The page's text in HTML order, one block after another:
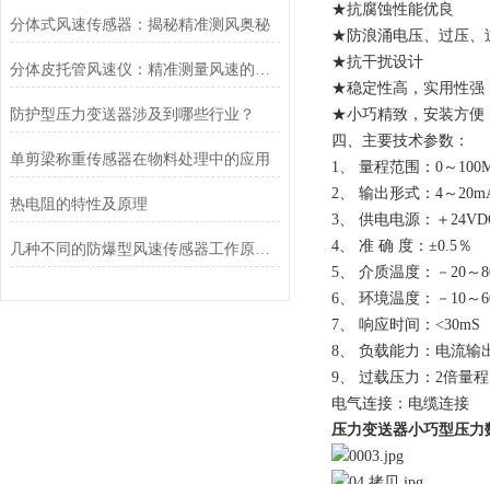
分体式风速传感器：揭秘精准测风奥秘
分体皮托管风速仪：精准测量风速的可靠利器
防护型压力变送器涉及到哪些行业？
单剪梁称重传感器在物料处理中的应用
热电阻的特性及原理
几种不同的防爆型风速传感器工作原理介绍
★抗腐蚀性能优良
★防浪涌电压、过压、
★抗干扰设计
★稳定性高，实用性强
★小巧精致，安装方便
四、主要技术参
1、 量程范围：0～
2、 输出形式：4～
3、 供电电源：＋
4、 准 确 度：±0.5
5、 介质温度：－20～
6、 环境温度：－10～
7、 响应时间： <30mS
8、 负载能力： 电流输
9、 过载压力：2倍量程
电气连接：电缆连接
压力变送器小巧型压力